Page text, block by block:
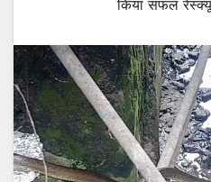
किया सफल रेस्क्यू